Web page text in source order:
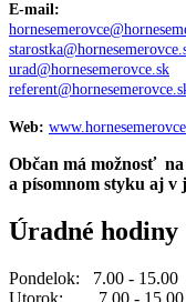
E-mail:
urad@hornesemerovce.sk
Web:
Občan má možnosť
a písomnom styku aj v
Úradné hodiny
Pondelok: 7.00 - 15.00